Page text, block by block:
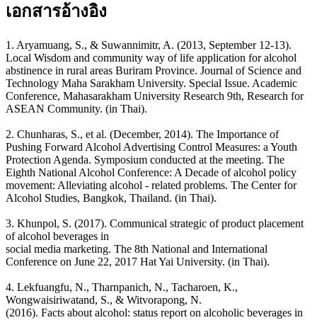
เอกสารอ้างอิง
1. Aryamuang, S., & Suwannimitr, A. (2013, September 12-13).
Local Wisdom and community way of life application for alcohol
abstinence in rural areas Buriram Province. Journal of Science and
Technology Maha Sarakham University. Special Issue. Academic
Conference, Mahasarakham University Research 9th, Research for
ASEAN Community. (in Thai).
2. Chunharas, S., et al. (December, 2014). The Importance of
Pushing Forward Alcohol Advertising Control Measures: a Youth
Protection Agenda. Symposium conducted at the meeting. The
Eighth National Alcohol Conference: A Decade of alcohol policy
movement: Alleviating alcohol - related problems. The Center for
Alcohol Studies, Bangkok, Thailand. (in Thai).
3. Khunpol, S. (2017). Communical strategic of product placement
of alcohol beverages in
social media marketing. The 8th National and International
Conference on June 22, 2017 Hat Yai University. (in Thai).
4. Lekfuangfu, N., Tharnpanich, N., Tacharoen, K.,
Wongwaisiriwatand, S., & Witvorapong, N.
(2016). Facts about alcohol: status report on alcoholic beverages in